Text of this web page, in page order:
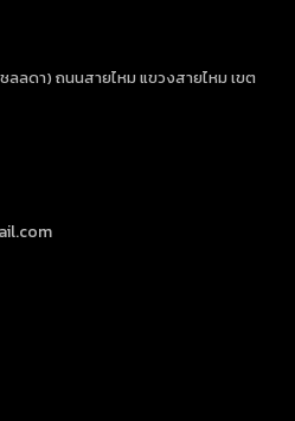
ลลดา) ถนนสายไหม แขวงสายไหม เขต